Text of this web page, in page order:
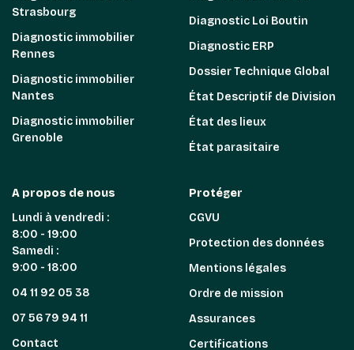
Strasbourg
Diagnostic immobilier
Rennes
Diagnostic immobilier
Nantes
Diagnostic immobilier
Grenoble
Diagnostic Loi Boutin
Diagnostic ERP
Dossier Technique Global
État Descriptif de Division
État des lieux
État parasitaire
A propos de nous
Lundi à vendredi :
8:00 - 19:00
Samedi :
9:00 - 18:00
04 11 92 05 38
07 56 79 94 11
Contact
Protéger
CGVU
Protection des données
Mentions légales
Ordre de mission
Assurances
Certifications